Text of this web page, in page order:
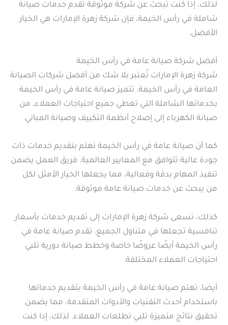
لذلك، إذا كنت تبحث عن شركة موثوقة تقدم خدمات صيانة
شاملة في رأس الخيمة، فإن شركة زهرة الإمارات هي الخيار
الأفضل.
أفضل شركة صيانة عامة في رأس الخيمة
شركة زهرة الإمارات تُعتبر بلا شك من أفضل شركات الصيانة
العامة في رأس الخيمة. تتميز صيانة عامة في رأس الخيمة
بخدماتها الشاملة التي تغطي جميع احتياجات العملاء، من
صيانة الكهرباء إلى إصلاح أنظمة التكييف وصيانة المباني.
كما أن صيانة عامة في رأس الخيمة تهتم بتقديم خدمات ذات
جودة عالية تتوافق مع المعايير العالمية. فريق العمل يضمن
تنفيذ المهام بدقة وفعالية، مما يجعلها الخيار الأمثل لكل
من يبحث عن خدمات صيانة عامة موثوقة.
كذلك، تسعى شركة زهرة الإمارات إلى تقديم خدمات بأسعار
تنافسية تجعلها في متناول الجميع. تقدم صيانة عامة في
رأس الخيمة أيضًا عروضًا خاصة وخطط صيانة دورية تلبي
احتياجات العملاء المختلفة.
أيضا، تهتم صيانة عامة في رأس الخيمة بتقديم خدماتها
باستخدام أحدث التقنيات والأدوات المتقدمة، مما يضمن
تحقيق نتائج متميزة تلبي تطلعات العملاء. لذلك، إذا كنت